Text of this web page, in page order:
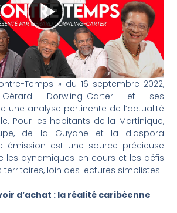
Temps » du 16 septembre 2022,
Dorwling-Carter et ses
une analyse pertinente de l’actualité
Pour les habitants de la Martinique,
de la Guyane et la diaspora
émission est une source précieuse
les dynamiques en cours et les défis
loin des lectures simplistes.
d’achat : la réalité caribéenne